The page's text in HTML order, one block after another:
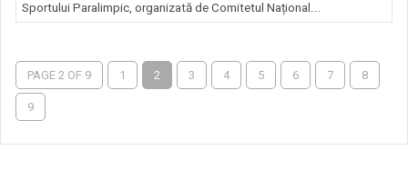
Sportului Paralimpic, organizată de Comitetul Național...
PAGE 2 OF 9 1 2 3 4 5 6 7 8
9